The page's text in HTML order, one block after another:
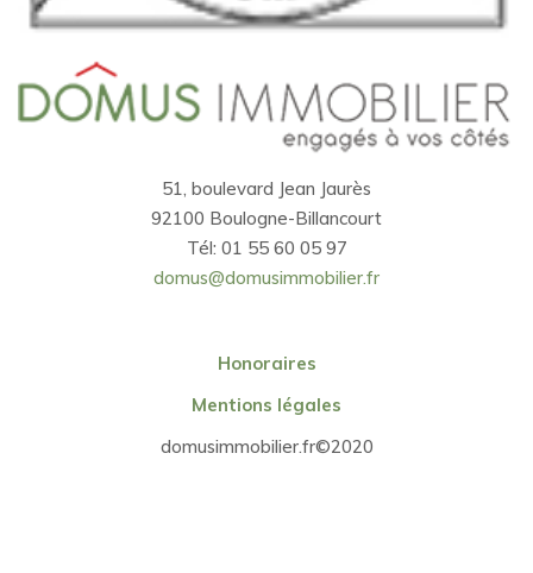
51, boulevard Jean Jaurès
92100 Boulogne-Billancourt
Tél: 01 55 60 05 97
domus@domusimmobilier.fr
Honoraires
Mentions légales
domusimmobilier.fr©2020